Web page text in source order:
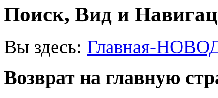
Поиск, Вид и
Вы здесь: Главная-
Возврат на главную